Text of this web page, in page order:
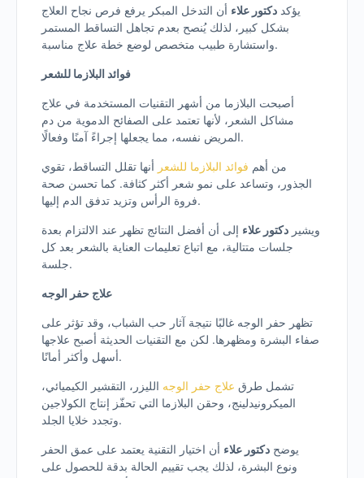
يؤكد دكتور علاء أن التدخل المبكر يرفع فرص نجاح العلاج
بشكل كبير، لذلك يُنصح بعدم تجاهل التساقط المستمر
واستشارة طبيب متخصص لوضع خطة علاج مناسبة.
فوائد البلازما للشعر
أصبحت البلازما من أشهر التقنيات المستخدمة في علاج
مشاكل الشعر، لأنها تعتمد على الصفائح الدموية من دم
المريض نفسه، مما يجعلها إجراءً آمنًا وفعالًا.
من أهم فوائد البلازما للشعر أنها تقلل التساقط، تقوي
الجذور، وتساعد على نمو شعر أكثر كثافة. كما تحسن صحة
فروة الرأس وتزيد تدفق الدم إليها.
ويشير دكتور علاء إلى أن أفضل النتائج تظهر عند الالتزام بعدة
جلسات متتالية، مع اتباع تعليمات العناية بالشعر بعد كل
جلسة.
علاج حفر الوجه
تظهر حفر الوجه غالبًا نتيجة آثار حب الشباب، وقد تؤثر على
صفاء البشرة ومظهرها. لكن مع التقنيات الحديثة أصبح علاجها
أسهل وأكثر أمانًا.
تشمل طرق علاج حفر الوجه الليزر، التقشير الكيميائي،
الميكرونيدلينج، وحقن البلازما التي تحفّز إنتاج الكولاجين
وتجدد خلايا الجلد.
يوضح دكتور علاء أن اختيار التقنية يعتمد على عمق الحفر
ونوع البشرة، لذلك يجب تقييم الحالة بدقة للحصول على